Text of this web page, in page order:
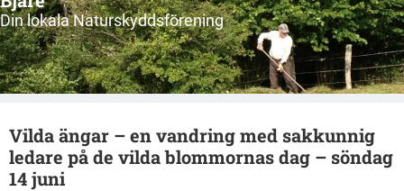
Styrelsen
Program
Vad vi gör!
Din lokala Naturskyddsförening
Vilda ängar – en vandring med sakkunnig
ledare på de vilda blommornas dag – söndag
14 juni